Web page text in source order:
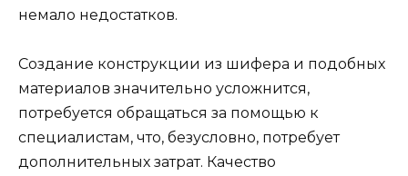
немало недостатков.
Создание конструкции из шифера и подобных
материалов значительно усложнится,
потребуется обращаться за помощью к
специалистам, что, безусловно, потребует
дополнительных затрат. Качество